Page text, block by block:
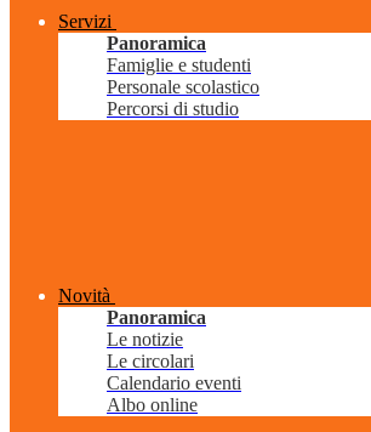
Servizi
Panoramica
Famiglie e studenti
Personale scolastico
Percorsi di studio
Novità
Panoramica
Le notizie
Le circolari
Calendario eventi
Albo online